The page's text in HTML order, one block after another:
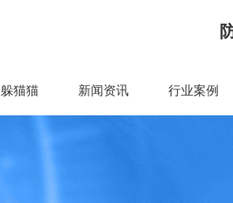
躲猫猫 新闻资讯 行业案例